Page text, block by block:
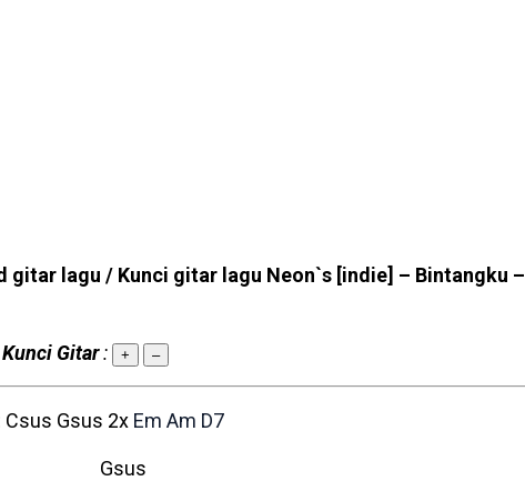
gitar lagu / Kunci gitar lagu Neon`s [indie] – Bintangku –
Gitar: + –
Csus Gsus 2x Em Am D7
Gsus